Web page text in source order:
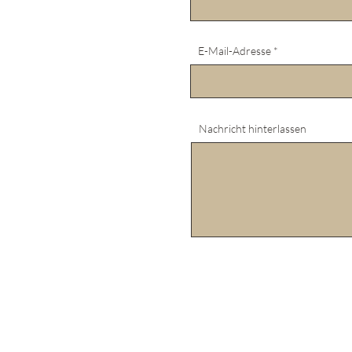
E-Mail-Adresse
Nachricht hinterlassen